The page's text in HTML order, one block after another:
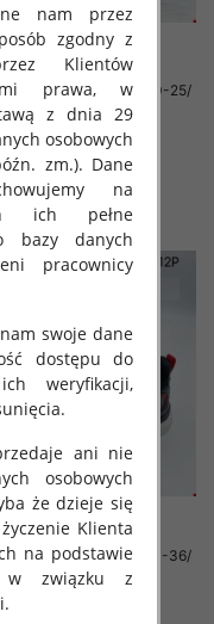
Chłopięca Roz 20-25/
24 par
32.00 zł
szczegóły
Chłopięca Roz 31-36/
12 par
nam przez
zgodny z
Klientów
prawa, w
z dnia 29
osobowych
zm.). Dane
na
ich pełne
bazy danych
pracownicy
swoje dane
dostępu do
weryfikacji,
ani nie
osobowych
że dzieje się
Klienta
na podstawie
w związku z